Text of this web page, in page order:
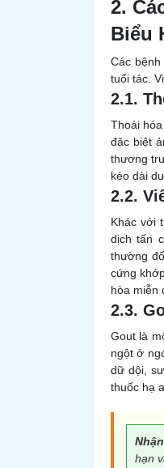
2.
Biểu
Các
tuổi tác.
2.1.
Thoái
đặc biệt
thương
kéo dài
2.2.
Khác với
dịch tấn
thường
cứng
hòa miễn
2.3.
Gout là
ngột ở
dữ dội,
thuốc hạ
hạn